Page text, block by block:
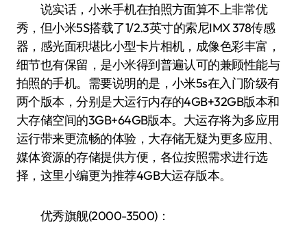
说实话，小米手机在拍照方面算不上非常优
秀，但小米5S搭载了1/2.3英寸的索尼IMX 378传感
器，感光面积堪比小型卡片相机，成像色彩丰富，
细节也有保留，是小米得到普遍认可的兼顾性能与
拍照的手机。需要说明的是，小米5s在入门阶级有
两个版本，分别是大运行内存的4GB+32GB版本和
大存储空间的3GB+64GB版本。大运存将为多应用
运行带来更流畅的体验，大存储无疑为更多应用、
媒体资源的存储提供方便，各位按照需求进行选
择，这里小编更为推荐4GB大运存版本。
优秀旗舰(2000-3500)：